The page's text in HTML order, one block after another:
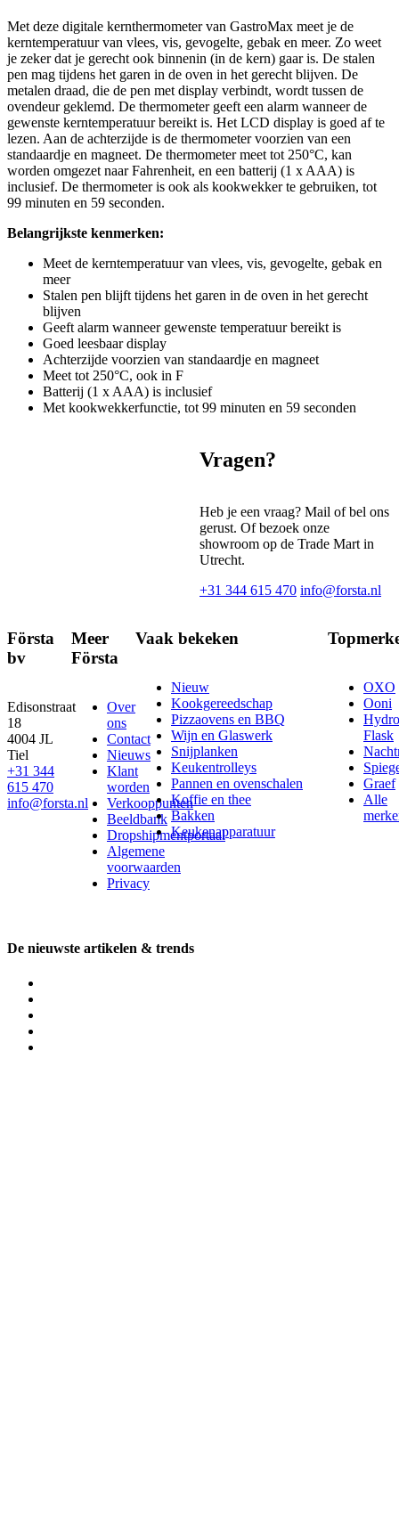
Met deze digitale kernthermometer van GastroMax meet je de
kerntemperatuur van vlees, vis, gevogelte, gebak en meer. Zo weet
je zeker dat je gerecht ook binnenin (in de kern) gaar is. De stalen
pen mag tijdens het garen in de oven in het gerecht blijven. De
metalen draad, die de pen met display verbindt, wordt tussen de
ovendeur geklemd. De thermometer geeft een alarm wanneer de
gewenste kerntemperatuur bereikt is. Het LCD display is goed af te
lezen. Aan de achterzijde is de thermometer voorzien van een
standaardje en magneet. De thermometer meet tot 250°C, kan
worden omgezet naar Fahrenheit, en een batterij (1 x AAA) is
inclusief. De thermometer is ook als kookwekker te gebruiken, tot
99 minuten en 59 seconden.
Belangrijkste kenmerken:
Meet de kerntemperatuur van vlees, vis, gevogelte, gebak en
meer
Stalen pen blijft tijdens het garen in de oven in het gerecht
blijven
Geeft alarm wanneer gewenste temperatuur bereikt is
Goed leesbaar display
Achterzijde voorzien van standaardje en magneet
Meet tot 250°C, ook in F
Batterij (1 x AAA) is inclusief
Met kookwekkerfunctie, tot 99 minuten en 59 seconden
Vragen?
Heb je een vraag? Mail of bel ons
gerust. Of bezoek onze
showroom op de Trade Mart in
Utrecht.
+31 344 615 470 info@forsta.nl
Första
bv
Edisonstraat
18
4004 JL
Tiel
+31 344
615 470
info@forsta.nl
Meer
Första
Over
ons
Contact
Nieuws
Klant
worden
Verkooppunten
Beeldbank
Dropshipmentportaal
Algemene
voorwaarden
Privacy
Vaak bekeken
Nieuw
Kookgereedschap
Pizzaovens en BBQ
Wijn en Glaswerk
Snijplanken
Keukentrolleys
Pannen en ovenschalen
Koffie en thee
Bakken
Keukenapparatuur
OXO
Ooni
Hydro
Flask
Graef
Alle
De nieuwste artikelen & trends